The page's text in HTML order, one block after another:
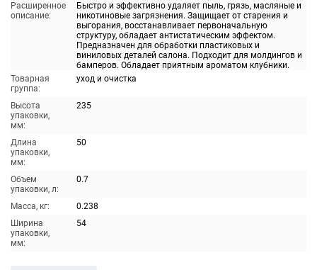
Расширенное
описание:
Быстро и эффективно удаляет пыль, грязь, масляные и
никотиновые загрязнения. Защищает от старения и
выгорания, восстанавливает первоначальную
структуру, обладает антистатическим эффектом.
Предназначен для обработки пластиковых и
виниловых деталей салона. Подходит для молдингов и
бамперов. Обладает приятным ароматом клубники.
Товарная
группа:
уход и очистка
Высота
упаковки,
мм:
235
Длина
упаковки,
мм:
50
Объем
упаковки, л:
0.7
Масса, кг:
0.238
Ширина
упаковки,
мм:
54